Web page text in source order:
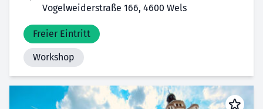
Vogelweiderstraße 166, 4600 Wels
Freier Eintritt
Workshop